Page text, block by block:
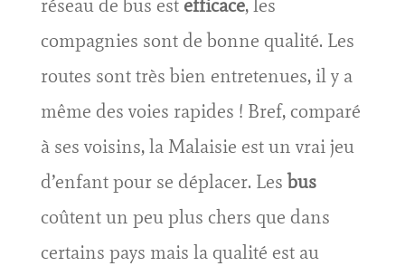
réseau de bus est efficace, les
compagnies sont de bonne qualité. Les
routes sont très bien entretenues, il y a
même des voies rapides ! Bref, comparé
à ses voisins, la Malaisie est un vrai jeu
d’enfant pour se déplacer. Les bus
coûtent un peu plus chers que dans
certains pays mais la qualité est au